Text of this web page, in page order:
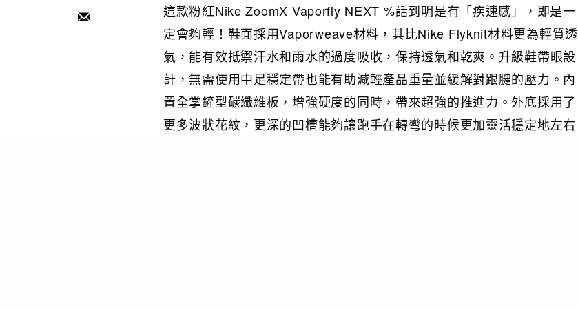
這款粉紅Nike ZoomX Vaporfly NEXT %話到明是有「疾速感」，即是一
定會夠輕！鞋面採用Vaporweave材料，其比Nike Flyknit材料更為輕質透
氣，能有效抵禦汗水和雨水的過度吸收，保持透氣和乾爽。升級鞋帶眼設
計，無需使用中足穩定帶也能有助減輕產品重量並緩解對跟腱的壓力。內
置全掌鏟型碳纖維板，增強硬度的同時，帶來超強的推進力。外底採用了
更多波狀花紋，更深的凹槽能夠讓跑手在轉彎的時候更加靈活穩定地左右